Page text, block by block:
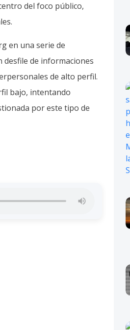
del foco público,
en una serie de
desfile de informaciones
de alto perfil.
bajo, intentando
por este tipo de